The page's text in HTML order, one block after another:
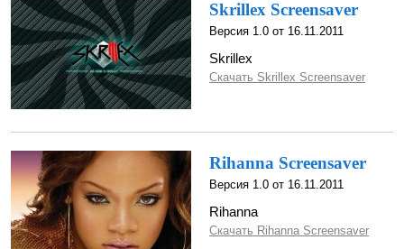
Skrillex Screensaver
Версия 1.0 от 16.11.2011
Skrillex
Скачать Skrillex Screensaver
Rihanna Screensaver
Версия 1.0 от 16.11.2011
Rihanna
Скачать Rihanna Screensaver